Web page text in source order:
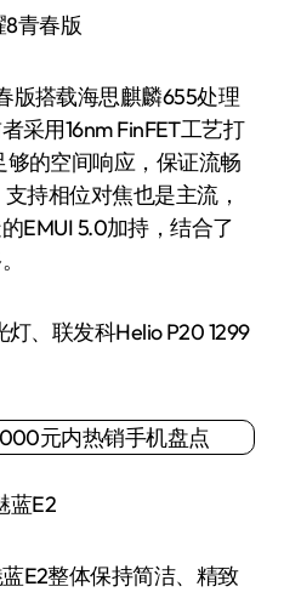
青春版
搭载海思麒麟655处理
采用16nm FinFET工艺打
的空间响应，保证流畅
持相位对焦也是主流，
EMUI 5.0加持，结合了
、联发科Helio P20 1299
蓝E2
整体保持简洁、精致